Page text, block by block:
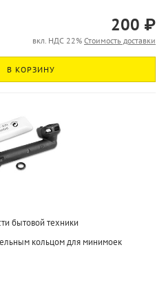
200 ₽
вкл. НДС 22% Стоимость доставки
В КОРЗИНУ
бытовой техники
кольцом для минимоек